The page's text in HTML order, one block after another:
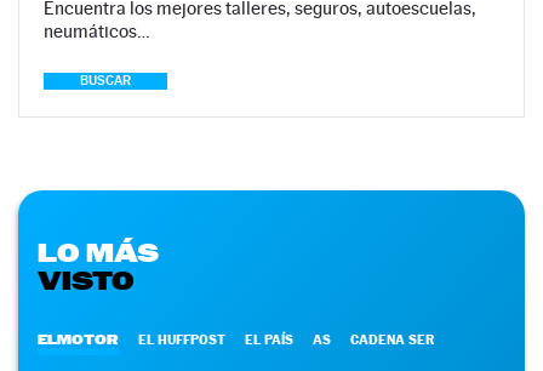
Encuentra los mejores talleres, seguros, autoescuelas,
neumáticos…
BUSCAR
LO MÁS
VISTO
ELMOTOR EL HUFFPOST EL PAÍS AS CADENA SER